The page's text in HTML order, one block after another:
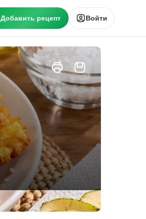
Добавить рецепт Войти